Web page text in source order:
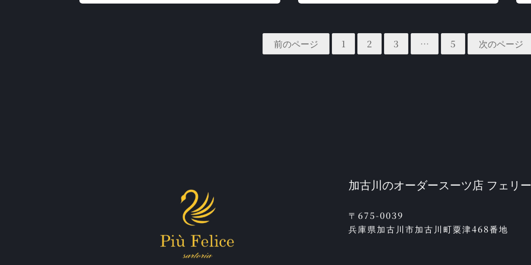
前のページ 1 2 3 … 5 次のページ
加古川のオーダースーツ店 フェリ
〒675-0039
兵庫県加古川市加古川町粟津468番地